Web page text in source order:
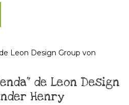
de Leon Design
Henry